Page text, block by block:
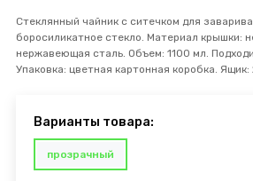
Стеклянный чайник с ситечком для
боросиликатное стекло. Материал крышки:
нержавеющая сталь. Объем: 1100 мл.
Упаковка: цветная картонная коробка. Ящик:
Варианты товара:
прозрачный